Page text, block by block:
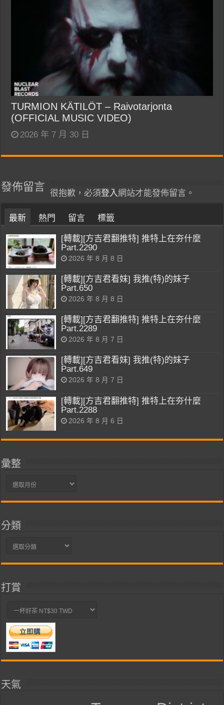
TURMION KÄTILÖT – Raivotarjonta
(OFFICIAL MUSIC VIDEO)
2026 年 7 月 30 日
發佈留言
很抱歉，必須登入網站才能發佈留言。
最新 熱門 留言 標籤
[轉載][方吉君翻推特] 推特上在夯什麼
Part.2290
2026 年 8 月 8 日
[轉載][方吉君看妹] 我推(特)的妹子
Part.650
2026 年 8 月 8 日
[轉載][方吉君翻推特] 推特上在夯什麼
Part.2289
2026 年 8 月 7 日
[轉載][方吉君看妹] 我推(特)的妹子
Part.649
2026 年 8 月 7 日
[轉載][方吉君翻推特] 推特上在夯什麼
Part.2288
2026 年 8 月 6 日
彙整
彙
分類
分
打賞
天氣